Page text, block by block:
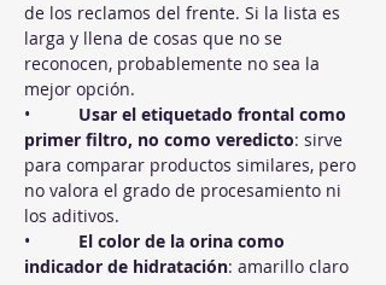
de los reclamos del frente. Si la lista es
larga y llena de cosas que no se
reconocen, probablemente no sea la
mejor opción.
• Usar el etiquetado frontal como
primer filtro, no como veredicto: sirve
para comparar productos similares, pero
no valora el grado de procesamiento ni
los aditivos.
• El color de la orina como
indicador de hidratación: amarillo claro